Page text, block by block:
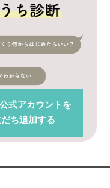
式アカウント を
ち追加する